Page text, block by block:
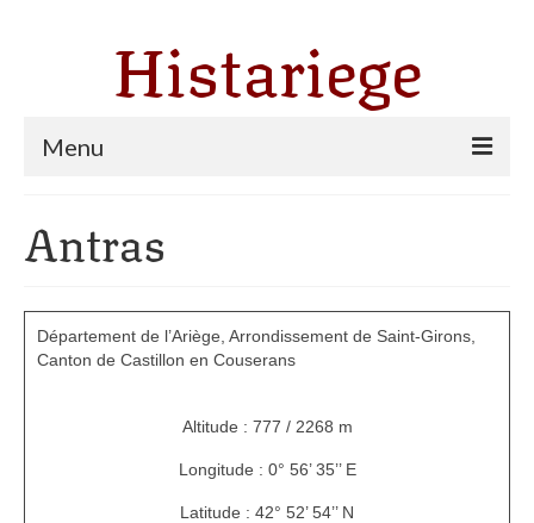
Histariege
Menu
Thèmes
Agriculture, forêt et pastoralisme
Pastoralisme
Dates ariégeoises
Antras
Département de l’Ariège, Arrondissement de Saint-Girons,
Canton de Castillon en Couserans
Altitude : 777 / 2268 m
Longitude : 0° 56’ 35’’ E
Latitude : 42° 52’ 54’’ N